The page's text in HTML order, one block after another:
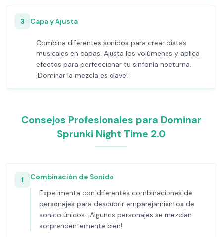
3 Capa y Ajusta
Combina diferentes sonidos para crear pistas
musicales en capas. Ajusta los volúmenes y aplica
efectos para perfeccionar tu sinfonía nocturna.
¡Dominar la mezcla es clave!
Consejos Profesionales para Dominar
Sprunki Night Time 2.0
1
Combinación de Sonido
Experimenta con diferentes combinaciones de
personajes para descubrir emparejamientos de
sonido únicos. ¡Algunos personajes se mezclan
sorprendentemente bien!